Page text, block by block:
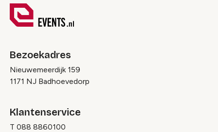
Bezoekadres
Nieuwemeerdijk 159
1171 NJ Badhoevedorp
Klantenservice
T 088 8860100